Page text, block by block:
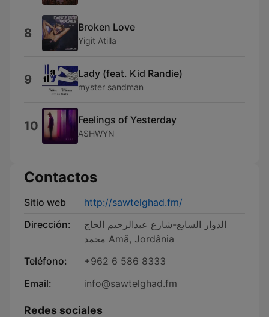
8 Broken Love
Yigit Atilla
9 Lady (feat. Kid Randie)
myster sandman
10 Feelings of Yesterday
ASHWYN
Contactos
Sitio web
http://sawtelghad.fm/
Dirección:
الدوار السابع-شارع عبدالرحيم الحاج
محمد Amã, Jordânia
Teléfono:
+962 6 586 8333
Email:
info@sawtelghad.fm
Redes sociales